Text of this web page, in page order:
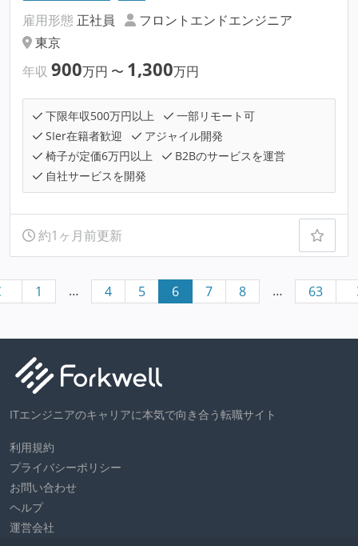
雇用形態 正社員
フロントエンドエンジニア
東京
年収 900万円 〜 1,300万円
下限年収500万円以上
一部リモート可
SIer在籍者歓迎
アジャイル開発
椅子が定価6万円以上
B2Bのサービスを運営
自社サービスを開発
約1ヶ月前更新
1 … 4 5 6 7 8 … 63
ITエンジニアのキャリアに本気で向き合う転職サイト
利用規約
プライバシーポリシー
お問い合わせ
ヘルプ
運営会社